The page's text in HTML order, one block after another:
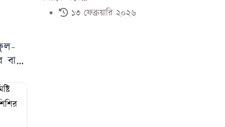
১৩ ফেব্রুয়ারি ২০২৬
বাড়ি